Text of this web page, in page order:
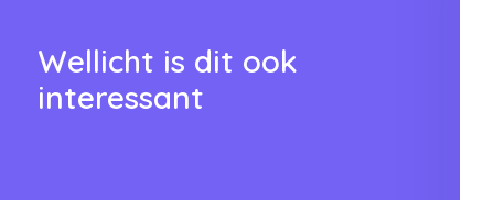
Wellicht is dit ook
interessant